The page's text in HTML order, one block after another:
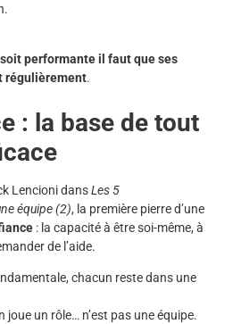
soit performante il faut que ses
régulièrement.
: la base de tout
Lencioni dansLes 5
équipe (2), la première pierre d’une
: la capacité à être soi-même, à
de l’aide.
chacun reste dans une
joue un rôle… n’est pas une équipe.